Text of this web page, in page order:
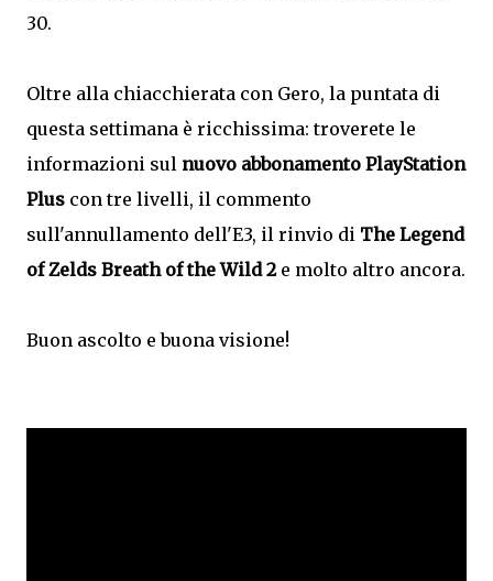
30.
Oltre alla chiacchierata con Gero, la puntata di
questa settimana è ricchissima: troverete le
informazioni sul nuovo abbonamento PlayStation
Plus con tre livelli, il commento
sull'annullamento dell'E3, il rinvio di The Legend
of Zelds Breath of the Wild 2e molto altro ancora.
Buon ascolto e buona visione!